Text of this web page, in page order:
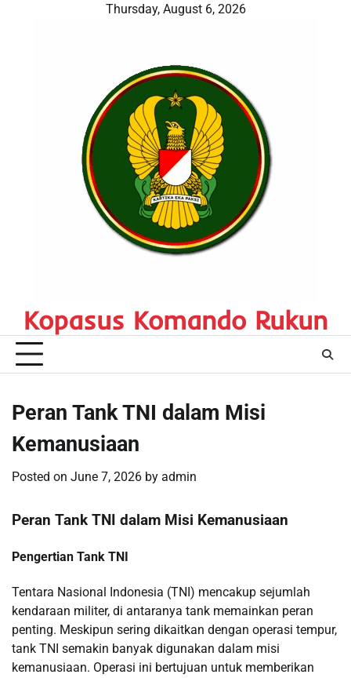
Thursday, August 6, 2026
Kopasus Komando Rukun
Peran Tank TNI dalam Misi
Kemanusiaan
Posted on June 7, 2026 by admin
Peran Tank TNI dalam Misi Kemanusiaan
Pengertian Tank TNI
Tentara Nasional Indonesia (TNI) mencakup sejumlah
kendaraan militer, di antaranya tank memainkan peran
penting. Meskipun sering dikaitkan dengan operasi tempur,
tank TNI semakin banyak digunakan dalam misi
kemanusiaan. Operasi ini bertujuan untuk memberikan